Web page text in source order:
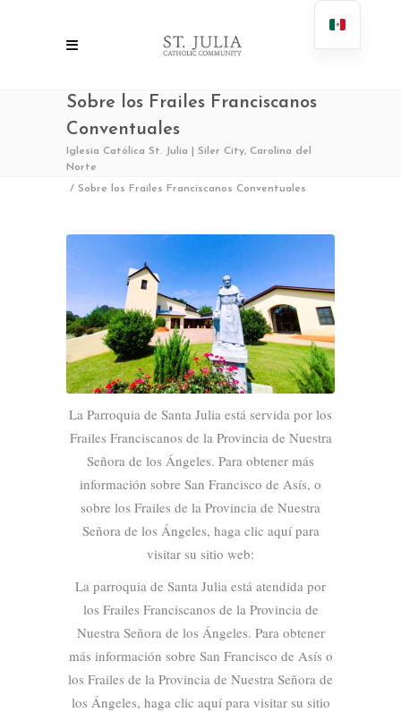
Sobre los Frailes Franciscanos
Conventuales
Iglesia Católica St. Julia | Siler City, Carolina del
Norte
/ Sobre los Frailes Franciscanos Conventuales
La Parroquia de Santa Julia está servida por los
Frailes Franciscanos de la Provincia de Nuestra
Señora de los Ángeles. Para obtener más
información sobre San Francisco de Asís, o
sobre los Frailes de la Provincia de Nuestra
Señora de los Ángeles, haga clic aquí para
visitar su sitio web:
La parroquia de Santa Julia está atendida por
los Frailes Franciscanos de la Provincia de
Nuestra Señora de los Ángeles. Para obtener
más información sobre San Francisco de Asís o
los Frailes de la Provincia de Nuestra Señora de
los Ángeles, haga clic aquí para visitar su sitio